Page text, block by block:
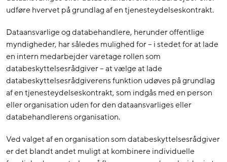
udføre hvervet på grundlag af en tjenesteydelseskontrakt.
Dataansvarlige og databehandlere, herunder offentlige
myndigheder, har således mulighed for – i stedet for at lade
en intern medarbejder varetage rollen som
databeskyttelsesrådgiver – at vælge at lade
databeskyttelsesrådgiverens funktion udøves på grundlag
af en tjenesteydelseskontrakt, som indgås med en person
eller organisation uden for den dataansvarliges eller
databehandlerens organisation.
Ved valget af en organisation som databeskyttelsesrådgiver
er det blandt andet muligt at kombinere individuelle